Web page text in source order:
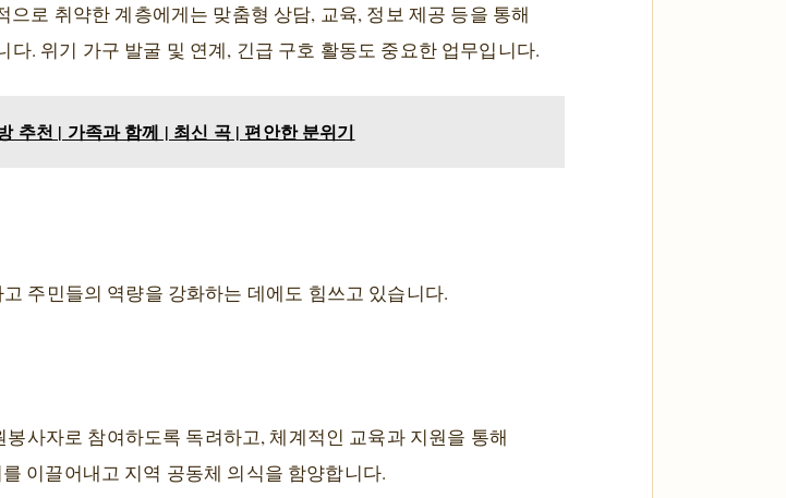
로 취약한 계층에게는 맞춤형 상담, 교육, 정보 제공 등을 통해
. 위기 가구 발굴 및 연계, 긴급 구호 활동도 중요한 업무입니다.
추천 | 가족과 함께 | 최신 곡 | 편안한 분위기
주민들의 역량을 강화하는 데에도 힘쓰고 있습니다.
사자로 참여하도록 독려하고, 체계적인 교육과 지원을 통해
이끌어내고 지역 공동체 의식을 함양합니다.